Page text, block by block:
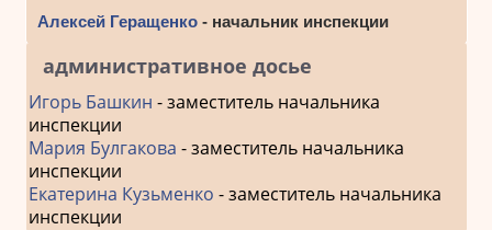
Алексей Геращенко- начальник инспекции
административное досье
Игорь Башкин - заместитель начальника
инспекции
Мария Булгакова - заместитель начальника
инспекции
Екатерина Кузьменко - заместитель начальника
инспекции